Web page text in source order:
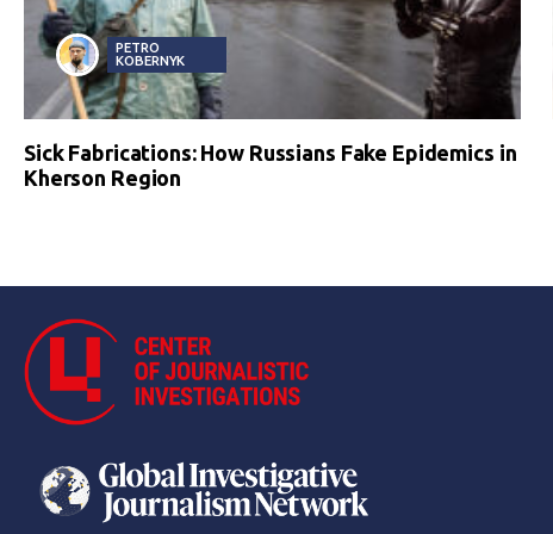
PETRO
KOBERNYK
Sick Fabrications: How Russians Fake Epidemics in
Kherson Region